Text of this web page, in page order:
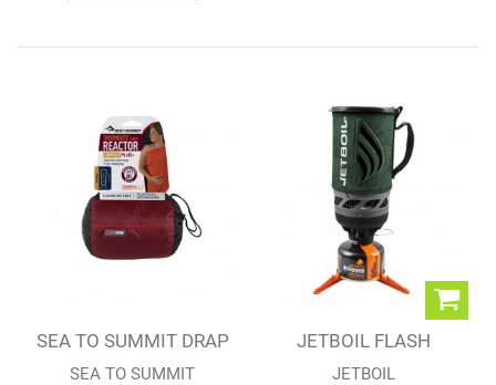
SEA TO SUMMIT DRAP
THERMOLITE...
SEA TO SUMMIT
JETBOIL FLASH
JETBOIL